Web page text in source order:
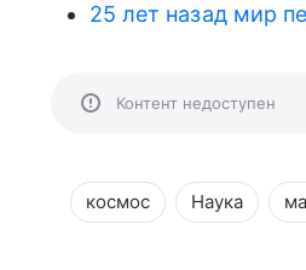
25 лет назад мир
Контент недоступен
космос Наука